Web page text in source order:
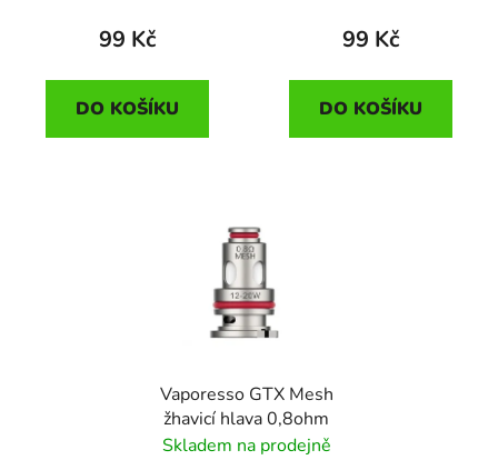
99 Kč
DO KOŠÍKU
99 Kč
DO KOŠÍKU
Vaporesso GTX Mesh
žhavicí hlava 0,8ohm
Skladem na prodejně